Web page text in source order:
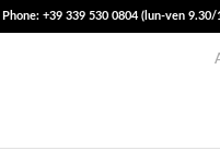
Phone: +39 339 530 0804 (lun-ven 9.30/